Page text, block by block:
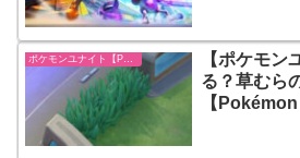
ポケモンユナイト【Pokémon UNITE】
【ポケモン
る？草むら
【Pokémon